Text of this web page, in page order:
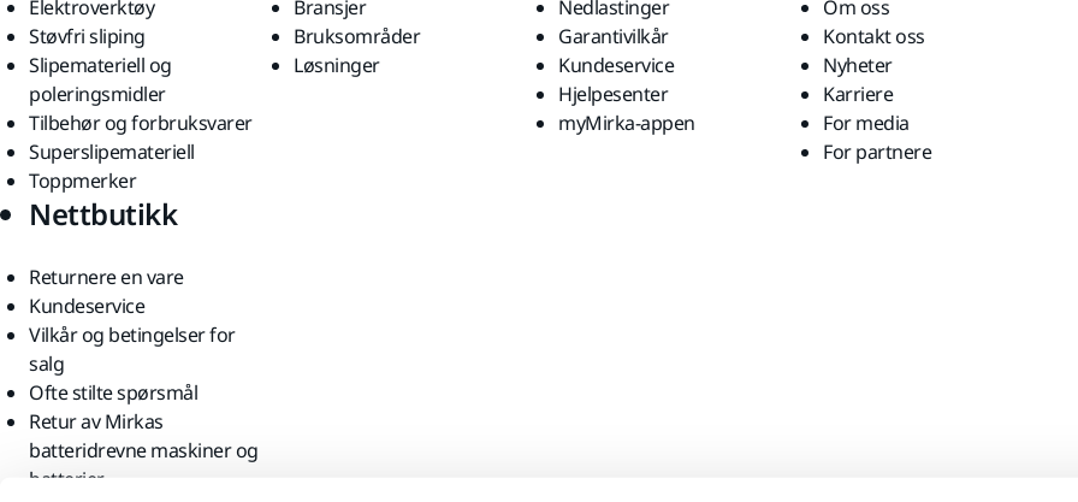
Elektroverktøy
Støvfri sliping
Slipemateriell og
poleringsmidler
Tilbehør og forbruksvarer
Superslipemateriell
Toppmerker
Bransjer
Bruksområder
Løsninger
Nedlastinger
Garantivilkår
Kundeservice
Hjelpesenter
myMirka-appen
Om oss
Kontakt oss
Nyheter
Karriere
For media
For partnere
Nettbutikk
Returnere en vare
Kundeservice
Vilkår og betingelser for
salg
Ofte stilte spørsmål
Retur av Mirkas
batteridrevne maskiner og
batterier